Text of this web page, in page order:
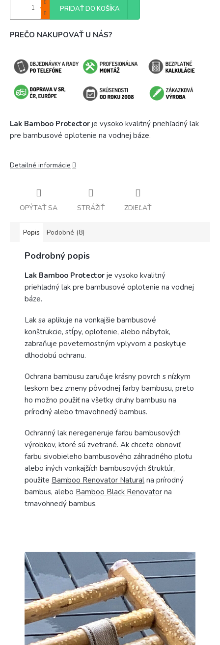
PRIDAŤ DO KOŠÍKA
PREČO NAKUPOVAŤ U NÁS?
Lak Bamboo Protector je vysoko kvalitný priehľadný lak
pre bambusové oplotenie na vodnej báze.
Detailné informácie
OPÝTAŤ SA STRÁŽIŤ ZDIEĽAŤ
Popis Podobné (8)
Podrobný popis
Lak Bamboo Protector je vysoko kvalitný
priehľadný lak pre bambusové oplotenie na vodnej
báze.
Lak sa aplikuje na vonkajšie bambusové
konštrukcie, stĺpy, oplotenie, alebo nábytok,
zabraňuje poveternostným vplyvom a poskytuje
dlhodobú ochranu.
Ochrana bambusu zaručuje krásny povrch s nízkym
leskom bez zmeny pôvodnej farby bambusu, preto
ho možno použiť na všetky druhy bambusu na
prírodný alebo tmavohnedý bambus.
Ochranný lak neregeneruje farbu bambusových
výrobkov, ktoré sú zvetrané. Ak chcete obnoviť
farbu sivobieleho bambusového záhradného plotu
alebo iných vonkajších bambusových štruktúr,
použite Bamboo Renovator Natural na prírodný
bambus, alebo Bamboo Black Renovator na
tmavohnedý bambus.